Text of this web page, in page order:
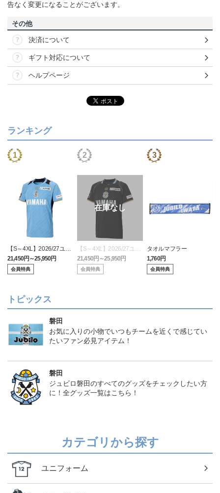
告なく変更になることがございます。
その他
決済について
ギフト対応について
ヘルプページ
ランキング
【S～4XL】2026/27ユニ
フォーム オーセンティッ
クモデル:FP1st
21,450円～25,950円
会員特典
【S～4XL】2026/27ユニ
フォーム オーセンティッ
クモデル:GK
21,450円～25,950円
会員特典
タオルマフラー
1,760円
会員特典
トピックス
磐田
お気に入りの小物でいつもチームを近くで感じてい
たいファン必見アイテム！
磐田
ジュビロ磐田のすべてのグッズをチェックしたい方
に！全グッズ一覧はこちら！
カテゴリから探す
ユニフォーム